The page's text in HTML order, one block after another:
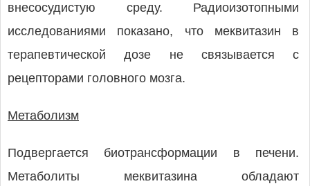
внесосудистую среду. Радиоизотопными
исследованиями показано, что меквитазин в
терапевтической дозе не связывается с
рецепторами головного мозга.
Метаболизм
Подвергается биотрансформации в печени.
Метаболиты меквитазина обладают